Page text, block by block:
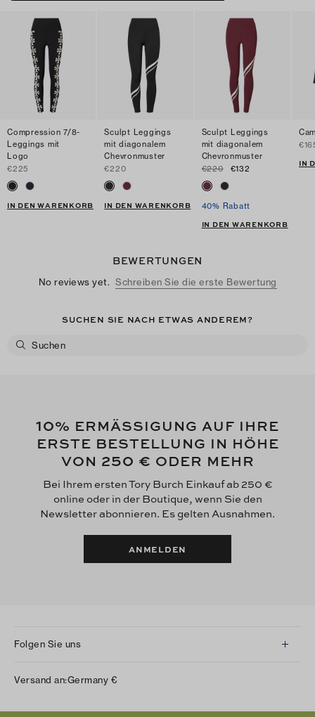
Compression 7/8-
Leggings mit
Logo
€225
IN DEN WARENKORB
Sculpt Leggings
mit diagonalem
Chevronmuster
€220
IN DEN WARENKORB
Sculpt Leggings
mit diagonalem
Chevronmuster
€220
€132
40% Rabatt
IN DEN WARENKORB
IN
BEWERTUNGEN
No reviews yet. Schreiben Sie die erste Bewertung
SUCHEN SIE NACH ETWAS ANDEREM?
10% ERMÄSSIGUNG AUF IHRE
ERSTE BESTELLUNG IN HÖHE
VON 250 € ODER MEHR
Bei Ihrem ersten Tory Burch Einkauf ab 250 €
online oder in der Boutique, wenn Sie den
Newsletter abonnieren. Es gelten Ausnahmen.
ANMELDEN
Folgen Sie uns
Twitter
Versand an:Germany €